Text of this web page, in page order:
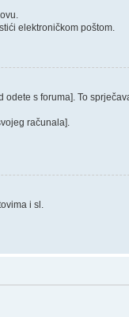
elektroničkom poštom.
s foruma]. To
računala].
i sl.